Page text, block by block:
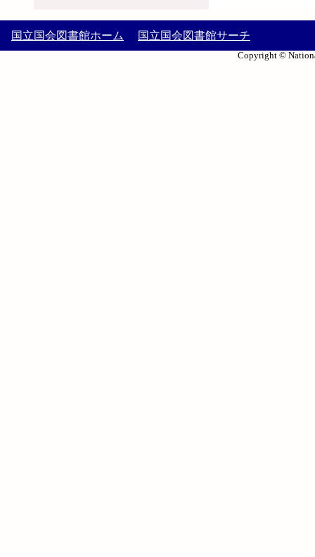
国立国会図書館ホーム 国立国会図書館サーチ
Copyright ©